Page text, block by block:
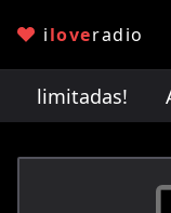
iloveradio
limitadas!